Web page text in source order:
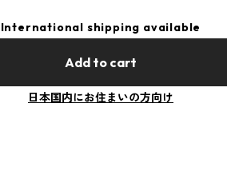
International shipping available
Add to cart
日本国内にお住まいの方向け